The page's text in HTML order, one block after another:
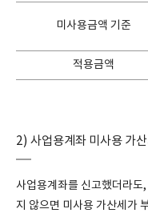
미사용금액 기준
적용금액
2) 사업용계좌 미사용 가산
사업용계좌를 신고했더라도
지 않으면 미사용 가산세가